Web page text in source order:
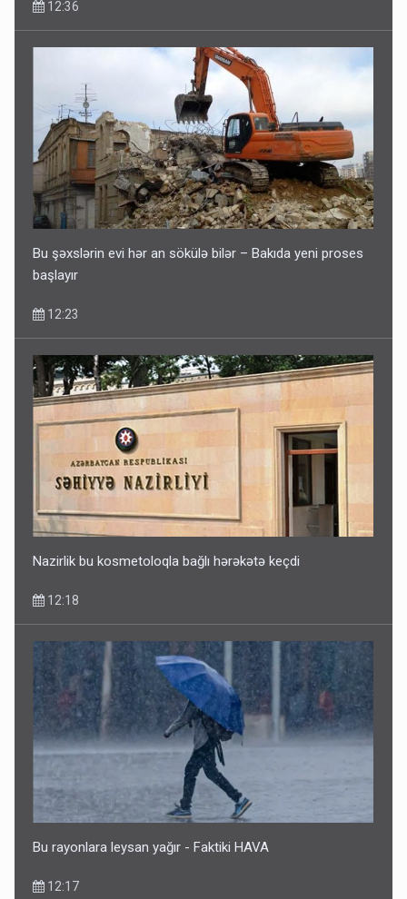
12:36
Bu şəxslərin evi hər an sökülə bilər – Bakıda yeni proses
başlayır
12:23
Nazirlik bu kosmetoloqla bağlı hərəkətə keçdi
12:18
Bu rayonlara leysan yağır - Faktiki HAVA
12:17